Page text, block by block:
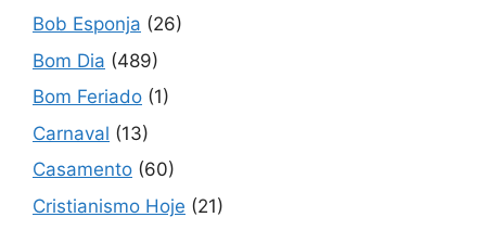
Bob Esponja (26)
Bom Dia (489)
Bom Feriado (1)
Carnaval (13)
Casamento (60)
Cristianismo Hoje (21)